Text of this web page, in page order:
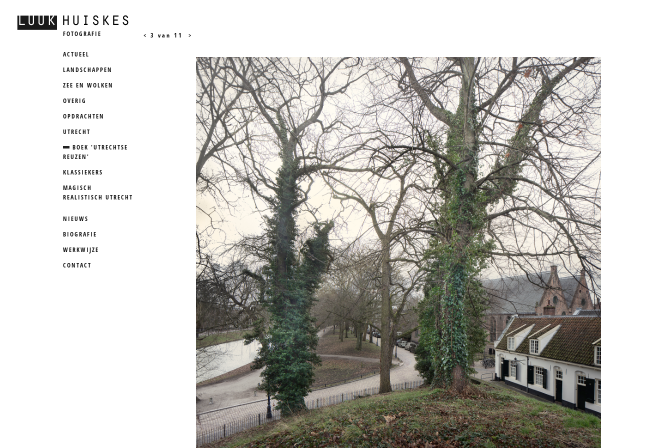
FOTOGRAFIE
ACTUEEL
LANDSCHAPPEN
ZEE EN WOLKEN
OVERIG
OPDRACHTEN
UTRECHT
BOEK 'UTRECHTSE
REUZEN'
KLASSIEKERS
MAGISCH
REALISTISCH UTRECHT
NIEUWS
BIOGRAFIE
WERKWIJZE
CONTACT
< 3 van 11 >